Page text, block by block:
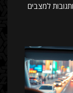
למצבים